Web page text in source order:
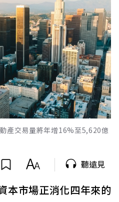
產交易量將年增16%至5,620億
聽遠見
本市場正消化四年來的